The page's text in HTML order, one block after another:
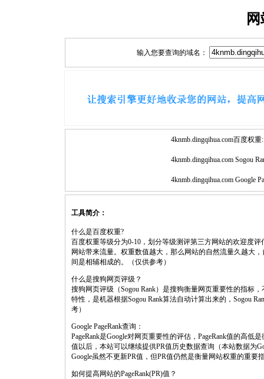
输入您要查询的域名：
4knmb.dingqihua.com百度权重:
4knmb.dingqihua.com Sogou
4knmb.dingqihua.com Google
工具简介：
什么是百度权重?
百度权重等级分为0-10，划分等级测评第三方网站的欢迎度
网站带来流量。权重数值越大，那么网站的自然流量久越大
间是相辅相成的。（仅供参考）
什么是搜狗网页评级？
搜狗网页评级（Sogou Rank）是搜狗衡量网页重要性的指标
特性，是机器根据Sogou Rank算法自动计算出来的，Sogou
考）
Google PageRank查询：
PageRank是Google对网页重要性的评估，PageRank值的高
值以后，本站可以继续提供PR值历史数据查询（本站数据为
Google虽然不更新PR值，但PR值仍然是衡量网站权重的重要
如何提高网站的PageRank(PR)值？